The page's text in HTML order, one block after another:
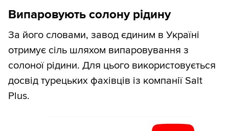
Випаровують солону рідину
За його словами, завод єдиним в Україні
отримує сіль шляхом випаровування з
солоної рідини. Для цього використовується
досвід турецьких фахівців із компанії Salt
Plus.